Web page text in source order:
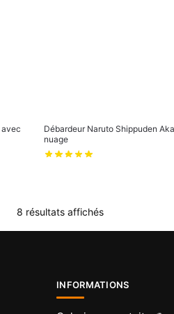
avec
Débardeur Naruto Shippuden
nuage
8 résultats affichésTrié
INFORMATIONS